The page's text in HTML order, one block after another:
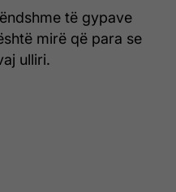
të gypave
mirë që para se
ulliri.